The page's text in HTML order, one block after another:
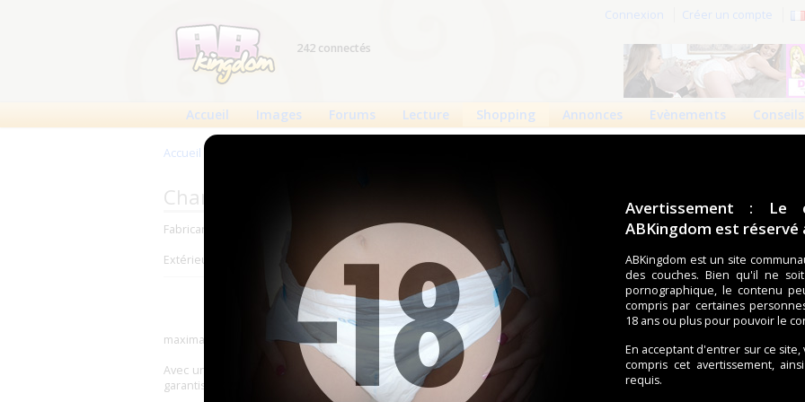
Avertissement : Le
ABKingdom est réservé
ABKingdom est un site
des couches. Bien qu'il ne
pornographique, le contenu
compris par certaines
18 ans ou plus pour pouvoir le
En acceptant d'entrer sur ce
compris cet avertissement,
requis.
Connexion Créer un compte
242 connectés
Accueil Images Forums Lecture Shopping Annonces Evènements Conseils
Accueil
Changes complets Forsite : Forsite Lil'Heroes
1
0
Fabricant : Forsite
Extérieur : Plastique
Découvrez les couches Lil' Heroes, la dernière
innovation en matière de couches pour adultes haut
de gamme de Forsite Health, conçue pour un confort
maximal, une protection supérieure avec une touche ludique !
Avec une capacité d'absorption allant jusqu'à 11 000 ml, ces couches offrent une sécurité de nuit inégalée,
garantissant une sensation de sec et de confiance pour un port prolongé.